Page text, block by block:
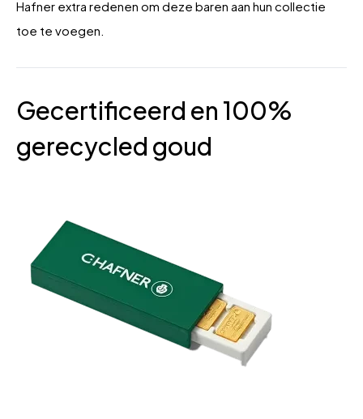
Hafner extra redenen om deze baren aan hun collectie
toe te voegen.
Gecertificeerd en 100%
gerecycled goud